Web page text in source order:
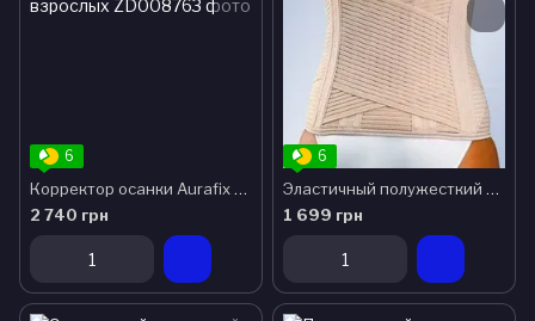
6
Корректор осанки Aurafix AO-90 (32 см) для взрослых
2 740 грн
6
Эластичный полужесткий корсет “LUMBITRON” LT-280 Orliman (Испания)
1 699 грн